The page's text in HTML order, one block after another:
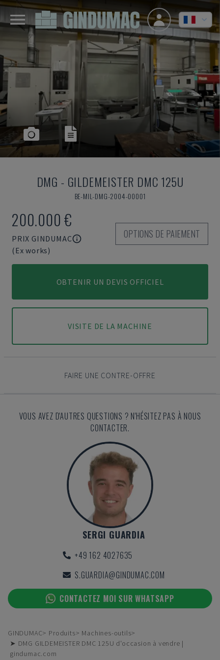
DMG - GILDEMEISTER DMC 125U
BE-MIL-DMG-2004-00001
200.000 €
PRIX GINDUMAC
(Ex works)
OPTIONS DE PAIEMENT
OBTENIR UN DEVIS OFFICIEL
VISITE DE LA MACHINE
FAIRE UNE CONTRE-OFFRE
VOUS AVEZ D'AUTRES QUESTIONS ? N'HÉSITEZ PAS À NOUS
CONTACTER.
SERGI GUARDIA
+49 162 4027635
S.GUARDIA@GINDUMAC.COM
CONTACTEZ MOI SUR WHATSAPP
GINDUMAC Produits
Machines-outils
➤ DMG GILDEMEISTER DMC 125U d'occasion à vendre |
gindumac.com